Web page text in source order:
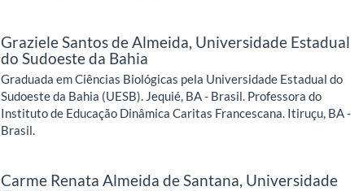
Graziele Santos de Almeida, Universidade Estadual
do Sudoeste da Bahia
Graduada em Ciências Biológicas pela Universidade Estadual do
Sudoeste da Bahia (UESB). Jequié, BA - Brasil. Professora do
Instituto de Educação Dinâmica Caritas Francescana. Itiruçu, BA -
Brasil.
Carme Renata Almeida de Santana, Universidade